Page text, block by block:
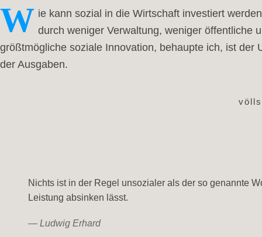
W ie kann sozial in die Wirtschaft investiert
durch weniger Verwaltung, weniger öffentliche
größtmögliche soziale Innovation, behaupte ich, ist
der Ausgaben.
Nichts ist in der Regel unsozialer als der so genannte
Leistung absinken lässt.
— Ludwig Erhard